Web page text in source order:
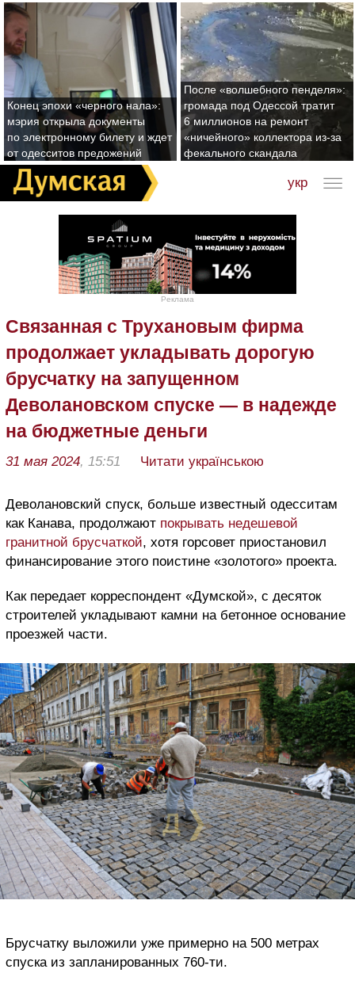
Конец эпохи «черного нала»:
мэрия открыла документы
по электронному билету и ждет
от одесситов предожений
После «волшебного пенделя»:
громада под Одессой тратит
6 миллионов на ремонт
«ничейного» коллектора из-за
фекального скандала
укр
Реклама
Связанная с Трухановым фирма
продолжает укладывать дорогую
брусчатку на запущенном
Деволановском спуске — в надежде
на бюджетные деньги
31 мая 2024, 15:51 Читати українською
Деволановский спуск, больше известный одесситам
как Канава, продолжают покрывать недешевой
гранитной брусчаткой, хотя горсовет приостановил
финансирование этого поистине «золотого» проекта.
Как передает корреспондент «Думской», с десяток
строителей укладывают камни на бетонное основание
проезжей части.
Брусчатку выложили уже примерно на 500 метрах
спуска из запланированных 760-ти.